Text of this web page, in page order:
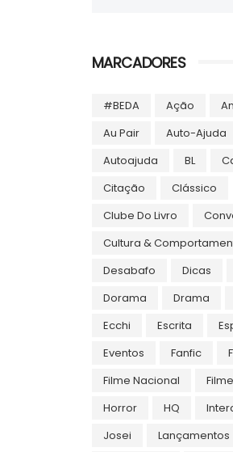
MARCADORES
#BEDA Ação
Au Pair
Auto-Ajuda
Autoajuda
BL
Citação
Clássico
Clube Do Livro
Cultura &
Desabafo
Dicas
Dorama
Drama
Ecchi
Escrita
Eventos
Fanfic
Filme Nacional
Horror
HQ
Josei
Lançamentos